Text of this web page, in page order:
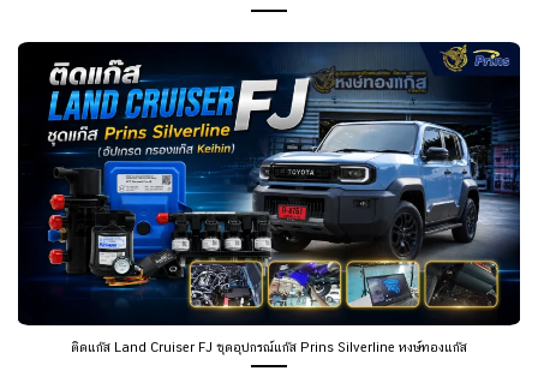
ติดแก๊ส Land Cruiser FJ ชุดอุปกรณ์แก๊ส Prins Silverline หงษ์ทองแก๊ส